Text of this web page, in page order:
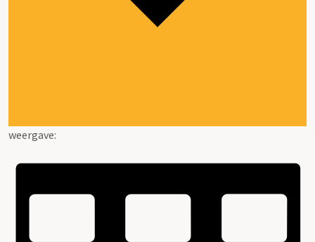
weergave: